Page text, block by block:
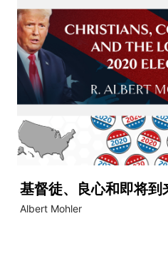
基督徒、良心和即将到
Albert Mohler